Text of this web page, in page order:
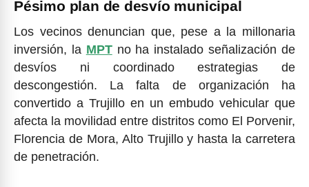
Pésimo plan de desvío municipal
Los vecinos denuncian que, pese a la millonaria
inversión, la MPTno ha instalado señalización de
desvíos ni coordinado estrategias de
descongestión. La falta de organización ha
convertido a Trujillo en un embudo vehicular que
afecta la movilidad entre distritos como El Porvenir,
Florencia de Mora, Alto Trujillo y hasta la carretera
de penetración.